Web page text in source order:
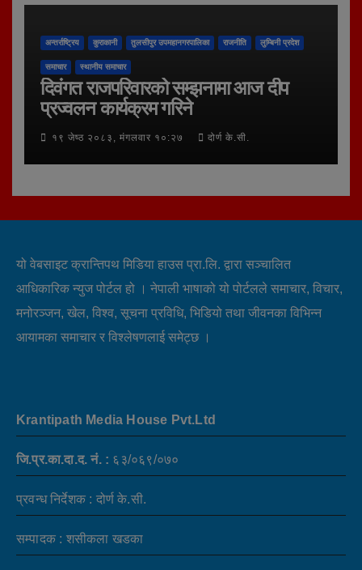
अन्तर्राष्ट्रिय कुराकानी तुलसीपुर उपमहानगरपालिका राजनीति लुम्बिनी प्रदेश
समाचार स्थानीय समाचार
दिवंगत राजपरिवारको सम्झनामा आज दीप
प्रज्वलन कार्यक्रम गरिने
१९ जेष्ठ २०८३, मंगलवार १०:२७ दोर्ण के.सी.
यो वेबसाइट क्रान्तिपथ मिडिया हाउस प्रा.लि. द्वारा सञ्चालित
आधिकारिक न्युज पोर्टल हो । नेपाली भाषाको यो पोर्टलले समाचार, विचार,
मनोरञ्जन, खेल, विश्व, सूचना प्रविधि, भिडियो तथा जीवनका विभिन्न
आयामका समाचार र विश्लेषणलाई समेट्छ ।
Krantipath Media House Pvt.Ltd
जि.प्र.का.दा.द. नं. : ६३/०६९/०७०
प्रवन्ध निर्देशक : दोर्ण के.सी.
सम्पादक : शसीकला खडका